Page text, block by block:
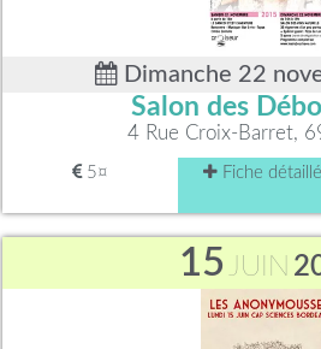
Dimanche 22
Salon des
4 Rue Croix-Barret,
5¤ Fiche
15 JUIN